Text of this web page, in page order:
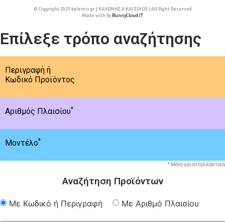
© Copyright 2021 kalemis.gr | ΚΑΛΕΜΗΣ Α ΚΑΙ ΣΙΑ ΟΕ | All Right Reserved
Made with by BunnyCloud.IT
Επίλεξε τρόπο αναζήτησης
Περιγραφή ή
Κωδικό Προϊόντος
Αριθμός Πλαισίου*
Μοντέλο*
* Μόνο για ανταλλακτικά
Αναζήτηση Προϊόντων
Με Κωδικό ή Περιγραφή Με Αριθμό Πλαισίου